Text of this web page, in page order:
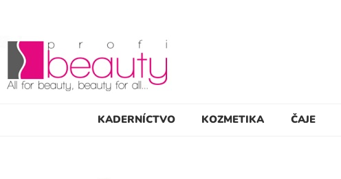
KADERNÍCTVO KOZMETIKA ČAJE